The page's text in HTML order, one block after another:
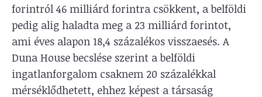
forintról 46 milliárd forintra csökkent, a belföldi
pedig alig haladta meg a 23 milliárd forintot,
ami éves alapon 18,4 százalékos visszaesés. A
Duna House becslése szerint a belföldi
ingatlanforgalom csaknem 20 százalékkal
mérséklődhetett, ehhez képest a társaság